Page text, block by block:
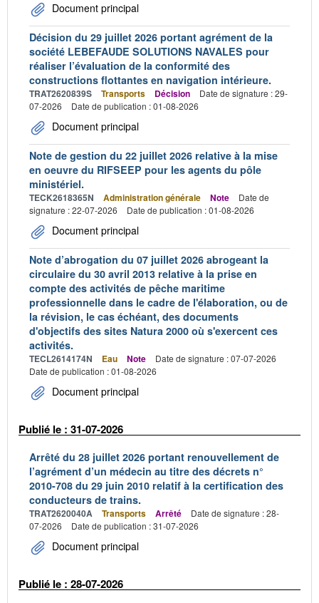
Document principal
Décision du 29 juillet 2026 portant agrément de la
société LEBEFAUDE SOLUTIONS NAVALES pour
réaliser l’évaluation de la conformité des
constructions flottantes en navigation intérieure.
TRAT2620839S Transports Décision
Date de signature : 29-
07-2026
Date de publication : 01-08-2026
Document principal
Note de gestion du 22 juillet 2026 relative à la mise
en oeuvre du RIFSEEP pour les agents du pôle
ministériel.
TECK2618365N Administration générale Note
Date de
signature : 22-07-2026
Date de publication : 01-08-2026
Document principal
Note d’abrogation du 07 juillet 2026 abrogeant la
circulaire du 30 avril 2013 relative à la prise en
compte des activités de pêche maritime
professionnelle dans le cadre de l'élaboration, ou de
la révision, le cas échéant, des documents
d'objectifs des sites Natura 2000 où s'exercent ces
activités.
TECL2614174N Eau Note
Date de signature : 07-07-2026
Date de publication : 01-08-2026
Document principal
Publié le : 31-07-2026
Arrêté du 28 juillet 2026 portant renouvellement de
l’agrément d’un médecin au titre des décrets n°
2010-708 du 29 juin 2010 relatif à la certification des
conducteurs de trains.
TRAT2620040A Transports Arrêté
Date de signature : 28-
07-2026
Date de publication : 31-07-2026
Document principal
Publié le : 28-07-2026